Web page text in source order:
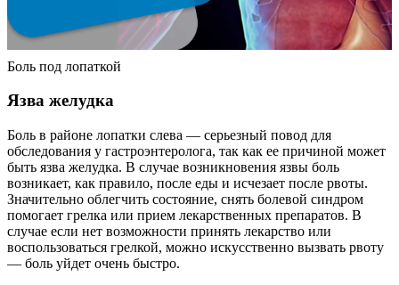
Боль под лопаткой
Язва желудка
Боль в районе лопатки слева — серьезный повод для
обследования у гастроэнтеролога, так как ее причиной может
быть язва желудка. В случае возникновения язвы боль
возникает, как правило, после еды и исчезает после рвоты.
Значительно облегчить состояние, снять болевой синдром
помогает грелка или прием лекарственных препаратов. В
случае если нет возможности принять лекарство или
воспользоваться грелкой, можно искусственно вызвать рвоту
— боль уйдет очень быстро.